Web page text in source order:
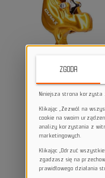
ZGODA
Niniejsza strona korzysta
Klikając „Zezwól na
cookie na swoim
analizy korzystania z
marketingowych.
Klikając „Odrzuć
zgadzasz się na
prawidłowego działania